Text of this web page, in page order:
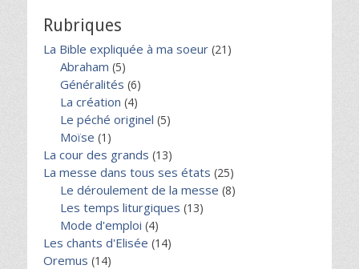
Rubriques
La Bible expliquée à ma soeur (21)
Abraham (5)
Généralités (6)
La création (4)
Le péché originel (5)
Moïse (1)
La cour des grands (13)
La messe dans tous ses états (25)
Le déroulement de la messe (8)
Les temps liturgiques (13)
Mode d'emploi (4)
Les chants d'Elisée (14)
Oremus (14)